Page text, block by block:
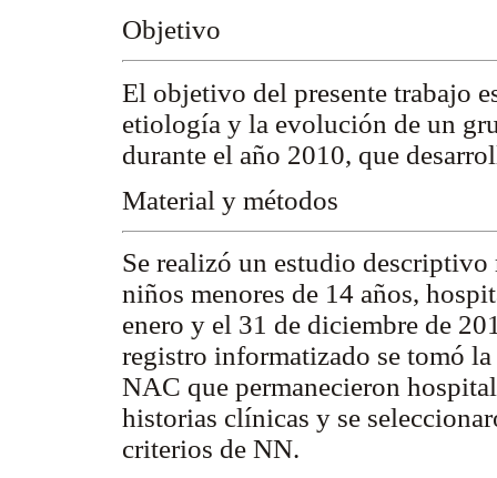
Objetivo
El objetivo del presente trabajo
etiología y la evolución de un
durante el año 2010, que
Material y métodos
Se realizó un estudio
niños menores de 14 años,
enero y el 31 de diciembre de
registro informatizado se tomó
NAC que permanecieron
historias clínicas y se
criterios de NN.